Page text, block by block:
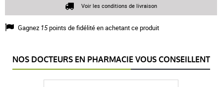
Gagnez 15points de fidélité en achetant ce produit
Voir les conditions de livraison
NOS DOCTEURS EN PHARMACIE VOUS CONSEILLENT